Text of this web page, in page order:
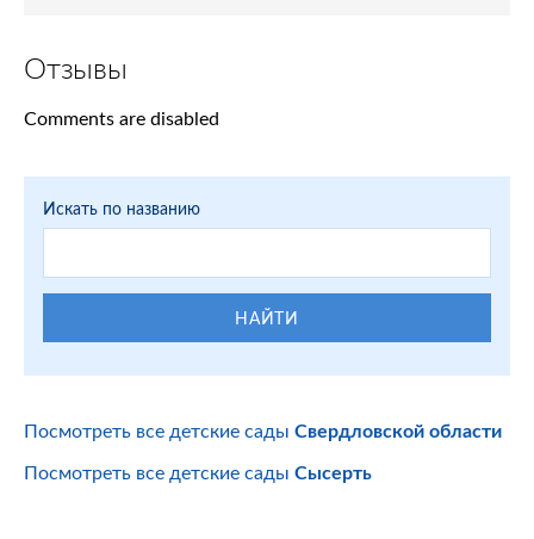
Отзывы
Comments are disabled
Искать по названию
НАЙТИ
Посмотреть все детские сады Свердловской области
Посмотреть все детские сады Сысерть